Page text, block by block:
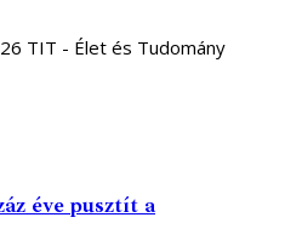
TIT - Élet és Tudomány
éve pusztít a